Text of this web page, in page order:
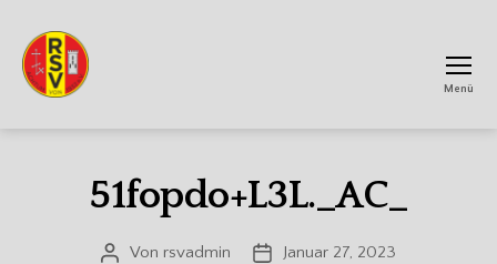
Menü
51fopdo+L3L._AC_
Beitragsautor
Von rsvadmin Veröffentlichungsdatum
Januar 27, 2023